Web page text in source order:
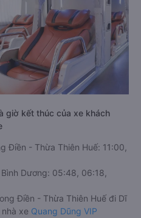
giờ kết thúc của xe khách
Điền - Thừa Thiên Huế: 11:00,
Dương: 05:48, 06:18,
Điền - Thừa Thiên Huế đi Dĩ
xe Quang Dũng VIP